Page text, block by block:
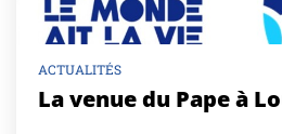
ACTUALITÉS
La venue du Pape à